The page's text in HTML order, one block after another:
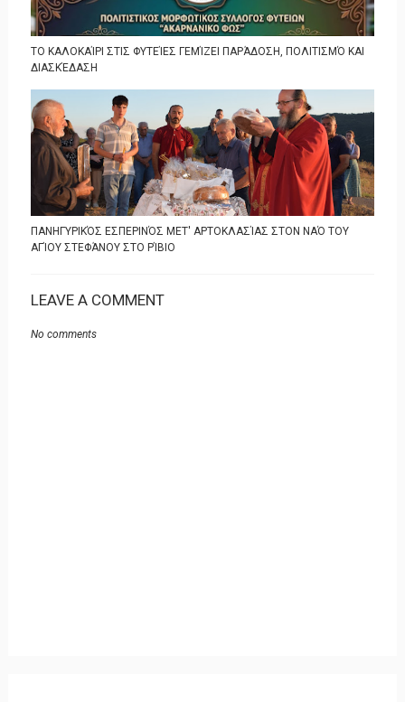
ΤΟ ΚΑΛΟΚΑΊΡΙ ΣΤΙΣ ΦΥΤΕΊΕΣ ΓΕΜΊΖΕΙ ΠΑΡΆΔΟΣΗ, ΠΟΛΙΤΙΣΜΌ ΚΑΙ
ΔΙΑΣΚΈΔΑΣΗ
ΠΑΝΗΓΥΡΙΚΌΣ ΕΣΠΕΡΙΝΌΣ ΜΕΤ' ΑΡΤΟΚΛΑΣΊΑΣ ΣΤΟΝ ΝΑΌ ΤΟΥ
ΑΓΊΟΥ ΣΤΕΦΆΝΟΥ ΣΤΟ ΡΊΒΙΟ
LEAVE A COMMENT
No comments